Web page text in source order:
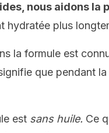
nous aidons la
hydratée plus
la formule est
que pendant
est sans huile. Ce